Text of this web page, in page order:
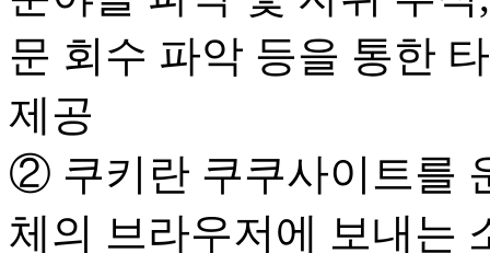
문 회수 파악 등을 통한
제공
② 쿠키란 쿠쿠사이트를
체의 브라우저에 보내는